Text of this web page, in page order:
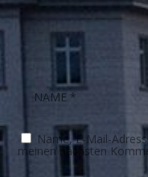
Name, E-Mail-
meinen nächsten